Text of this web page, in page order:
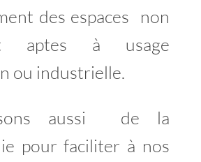
des espaces non
aptes à usage
ou industrielle.
aussi de la
pour faciliter à nos